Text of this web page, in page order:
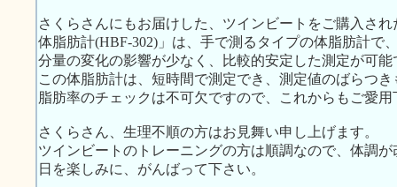
さくらさんにもお届けした、ツインビートをご購入さ
体脂肪計(HBF-302)」は、手で測るタイプの体脂肪計で
分量の変化の影響が少なく、比較的安定した測定が可能
この体脂肪計は、短時間で測定でき、測定値のばらつ
脂肪率のチェックは不可欠ですので、これからもご愛用
さくらさん、生理不順の方はお見舞い申し上げます。
ツインビートのトレーニングの方は順調なので、体調
日を楽しみに、がんばって下さい。